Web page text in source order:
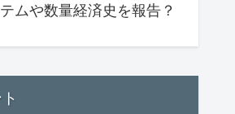
ムや数量経済史を報告？